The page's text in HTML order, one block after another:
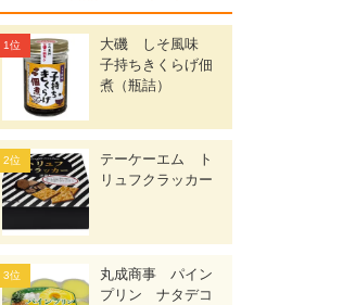
大磯 しそ風味
子持ちきくらげ佃
煮（瓶詰）
テーケーエム ト
リュフクラッカー
丸成商事 パイン
プリン ナタデコ